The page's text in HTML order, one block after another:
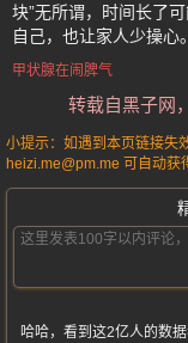
块”无所谓，时间长了
自己，也让家人少操心。
甲状腺在闹脾气
转载自黑子网
小提示：如遇到本页链接失
heizi.me@pm.me 可自动获
哈哈，看到这2亿人的数